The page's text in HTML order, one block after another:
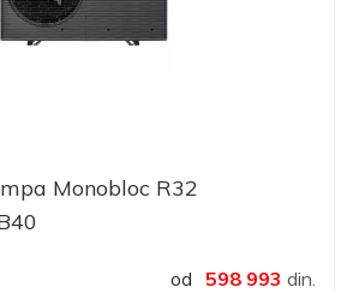
Monobloc R32
od 598 993 din.